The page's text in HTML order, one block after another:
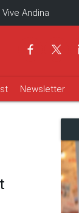
Vive Andina
Newsletter